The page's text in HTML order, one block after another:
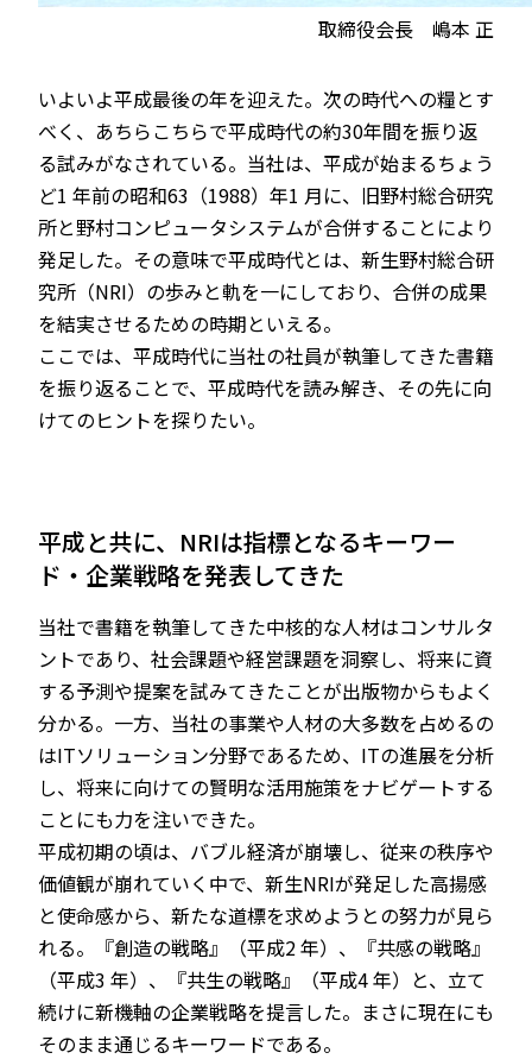
取締役会長 嶋本 正
いよいよ平成最後の年を迎えた。次の時代への糧とす
べく、あちらこちらで平成時代の約30年間を振り返
る試みがなされている。当社は、平成が始まるちょう
ど1 年前の昭和63（1988）年1 月に、旧野村総合研究
所と野村コンピュータシステムが合併することにより
発足した。その意味で平成時代とは、新生野村総合研
究所（NRI）の歩みと軌を一にしており、合併の成果
を結実させるための時期といえる。
ここでは、平成時代に当社の社員が執筆してきた書籍
を振り返ることで、平成時代を読み解き、その先に向
けてのヒントを探りたい。
平成と共に、NRIは指標となるキーワー
ド・企業戦略を発表してきた
当社で書籍を執筆してきた中核的な人材はコンサルタ
ントであり、社会課題や経営課題を洞察し、将来に資
する予測や提案を試みてきたことが出版物からもよく
分かる。一方、当社の事業や人材の大多数を占めるの
はITソリューション分野であるため、ITの進展を分析
し、将来に向けての賢明な活用施策をナビゲートする
ことにも力を注いできた。
平成初期の頃は、バブル経済が崩壊し、従来の秩序や
価値観が崩れていく中で、新生NRIが発足した高揚感
と使命感から、新たな道標を求めようとの努力が見ら
れる。『創造の戦略』（平成2 年）、『共感の戦略』
（平成3 年）、『共生の戦略』（平成4 年）と、立て
続けに新機軸の企業戦略を提言した。まさに現在にも
そのまま通じるキーワードである。